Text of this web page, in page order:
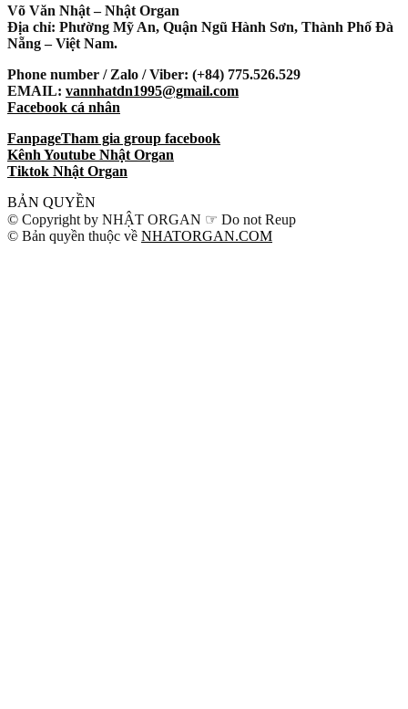
Võ Văn Nhật – Nhật Organ
Địa chỉ: Phường Mỹ An, Quận Ngũ Hành Sơn, Thành Phố Đà
Nẵng – Việt Nam.
Phone number / Zalo / Viber: (+84) 775.526.529
EMAIL: vannhatdn1995@gmail.com
Facebook cá nhân
FanpageTham gia group facebook
Kênh Youtube Nhật Organ
Tiktok Nhật Organ
BẢN QUYỀN
© Copyright by NHẬT ORGAN ☞ Do not Reup
© Bản quyền thuộc về NHATORGAN.COM